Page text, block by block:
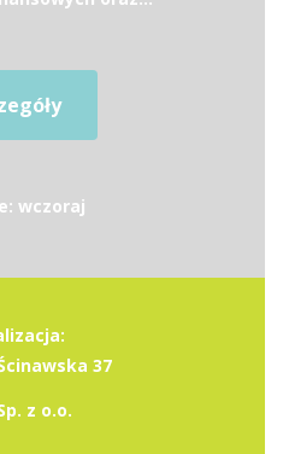
wczoraj
37
z o.o.